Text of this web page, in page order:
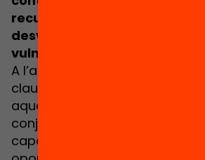
recurs adequat als joves que
desvinculats dels estudis i
vulnerabilitat?
A l’acte “Segones
claus del retorn a
aquestes preguntes. Ho farem
conjunt de professionals que
capdavant de programes de